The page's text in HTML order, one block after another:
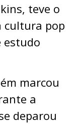
teve o
cultura pop
estudo
marcou
a
deparou